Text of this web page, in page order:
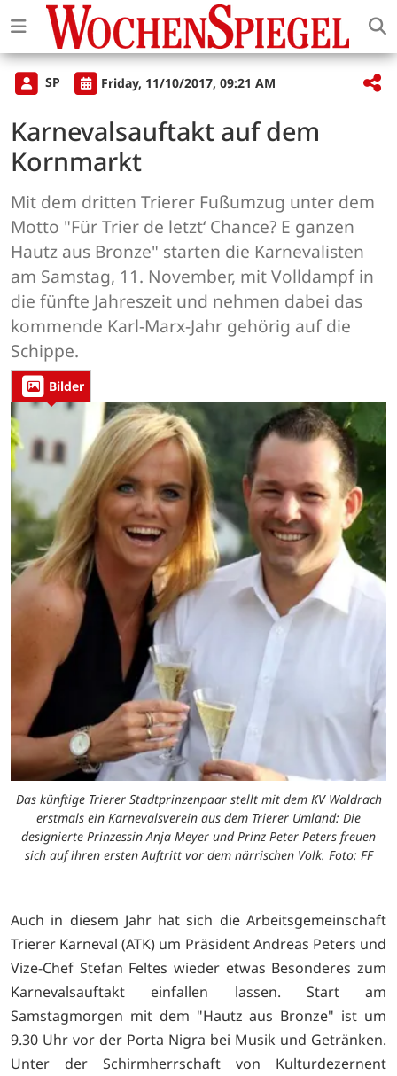
SP Friday, 11/10/2017, 09:21 AM
Karnevalsauftakt auf dem
Kornmarkt
Mit dem dritten Trierer Fußumzug unter dem
Motto "Für Trier de letzt‘ Chance? E ganzen
Hautz aus Bronze" starten die Karnevalisten
am Samstag, 11. November, mit Volldampf in
die fünfte Jahreszeit und nehmen dabei das
kommende Karl-Marx-Jahr gehörig auf die
Schippe.
Bilder
Das künftige Trierer Stadtprinzenpaar stellt mit dem KV Waldrach
erstmals ein Karnevalsverein aus dem Trierer Umland: Die
designierte Prinzessin Anja Meyer und Prinz Peter Peters freuen
sich auf ihren ersten Auftritt vor dem närrischen Volk. Foto: FF
Auch in diesem Jahr hat sich die Arbeitsgemeinschaft
Trierer Karneval (ATK) um Präsident Andreas Peters und
Vize-Chef Stefan Feltes wieder etwas Besonderes zum
Karnevalsauftakt einfallen lassen. Start am
Samstagmorgen mit dem "Hautz aus Bronze" ist um
9.30 Uhr vor der Porta Nigra bei Musik und Getränken.
Unter der Schirmherrschaft von Kulturdezernent